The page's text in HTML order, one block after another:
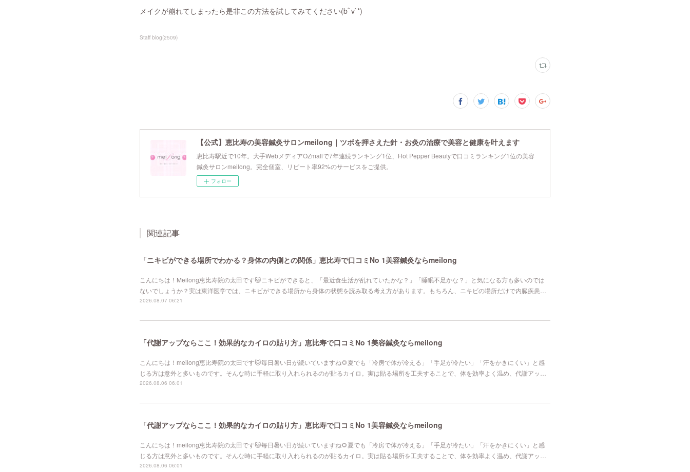
メイクが崩れてしまったら是非この方法を試してみてください(bﾟv`*)
Staff blog(2509)
【公式】恵比寿の美容鍼灸サロンmeilong｜ツボを押さえた針・お灸の治療で美容と健康を叶えます
恵比寿駅近で10年。大手WebメディアOZmallで7年連続ランキング1位、Hot Pepper Beautyで口コミランキング1位の美容
鍼灸サロンmeilong。完全個室、リピート率92%のサービスをご提供。
フォロー
関連記事
「ニキビができる場所でわかる？身体の内側との関係」恵比寿で口コミNo 1美容鍼灸ならmeilong
こんにちは！Meilong恵比寿院の太田です🐱ニキビができると、「最近食生活が乱れていたかな？」「睡眠不足かな？」と気になる方も多いのでは
ないでしょうか？実は東洋医学では、ニキビができる場所から身体の状態を読み取る考え方があります。もちろん、ニキビの場所だけで内臓疾患…
2026.08.07 06:21
「代謝アップならここ！効果的なカイロの貼り方」恵比寿で口コミNo 1美容鍼灸ならmeilong
こんにちは！meilong恵比寿院の太田です🐱毎日暑い日が続いていますね🌻夏でも「冷房で体が冷える」「手足が冷たい」「汗をかきにくい」と感
じる方は意外と多いものです。そんな時に手軽に取り入れられるのが貼るカイロ。実は貼る場所を工夫することで、体を効率よく温め、代謝アッ…
2026.08.06 06:01
「代謝アップならここ！効果的なカイロの貼り方」恵比寿で口コミNo 1美容鍼灸ならmeilong
こんにちは！meilong恵比寿院の太田です🐱毎日暑い日が続いていますね🌻夏でも「冷房で体が冷える」「手足が冷たい」「汗をかきにくい」と感
じる方は意外と多いものです。そんな時に手軽に取り入れられるのが貼るカイロ。実は貼る場所を工夫することで、体を効率よく温め、代謝アッ…
2026.08.06 06:01